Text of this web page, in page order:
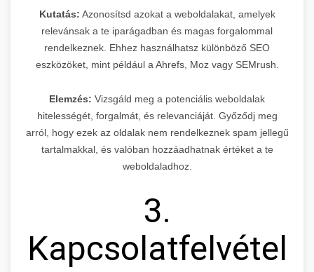
Kutatás: Azonosítsd azokat a weboldalakat, amelyek
relevánsak a te iparágadban és magas forgalommal
rendelkeznek. Ehhez használhatsz különböző SEO
eszközöket, mint például a Ahrefs, Moz vagy SEMrush.
Elemzés: Vizsgáld meg a potenciális weboldalak
hitelességét, forgalmát, és relevanciáját. Győződj meg
arról, hogy ezek az oldalak nem rendelkeznek spam jellegű
tartalmakkal, és valóban hozzáadhatnak értéket a te
weboldaladhoz.
3.
Kapcsolatfelvétel